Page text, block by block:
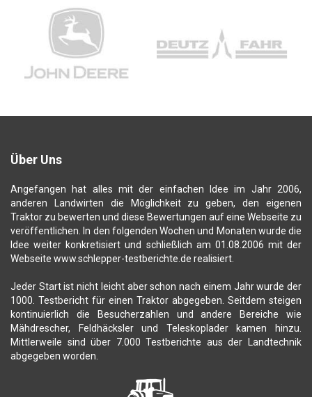
Über Uns
Angefangen hat alles mit der einfachen Idee im Jahr 2006,
anderen Landwirten die Möglichkeit zu geben, den eigenen
Traktor zu bewerten und diese Bewertungen auf eine Webseite zu
veröffentlichen. In den folgenden Wochen und Monaten wurde die
Idee weiter konkretisiert und schließlich am 01.08.2006 mit der
Webseite www.schlepper-testberichte.de realisiert.
Jeder Start ist nicht leicht aber schon nach einem Jahr wurde der
1000. Testbericht für einen Traktor abgegeben. Seitdem steigen
kontinuierlich die Besucherzahlen und andere Bereiche wie
Mähdrescher, Feldhäcksler und Teleskoplader kamen hinzu.
Mittlerweile sind über 7.000 Testberichte aus der Landtechnik
abgegeben worden.